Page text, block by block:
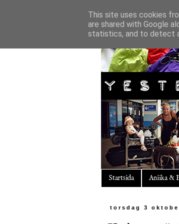
Startsida Aniika &
torsdag 3
This site uses cookies
are shared with Google
statistics, and to detect